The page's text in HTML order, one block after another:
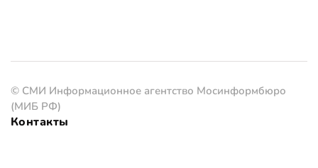
© СМИ Информационное агентство Мосинформбюро
(МИБ РФ)
Контакты